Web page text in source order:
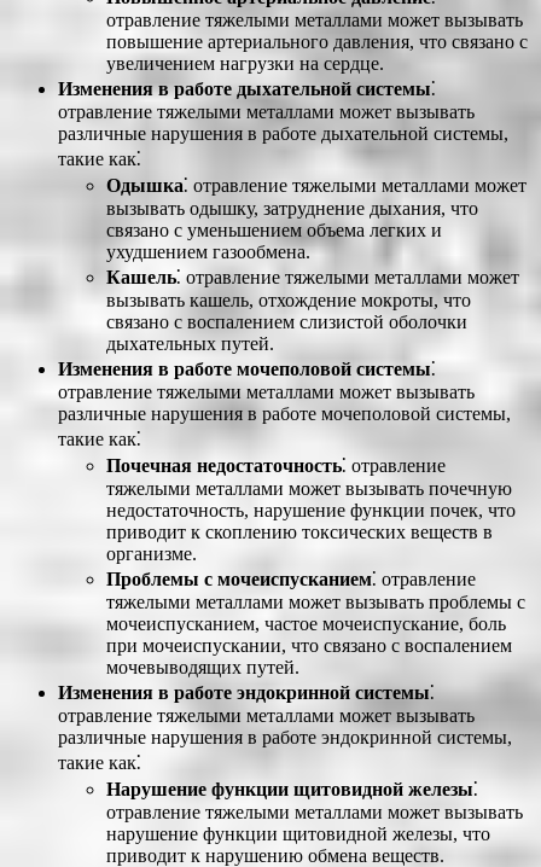
отравление тяжелыми металлами может вызывать
повышение артериального давления, что связано с
увеличением нагрузки на сердце.
Изменения в работе дыхательной системы⁚
отравление тяжелыми металлами может вызывать
различные нарушения в работе дыхательной системы,
такие как⁚
Одышка⁚ отравление тяжелыми металлами может
вызывать одышку, затруднение дыхания, что
связано с уменьшением объема легких и
ухудшением газообмена.
Кашель⁚ отравление тяжелыми металлами может
вызывать кашель, отхождение мокроты, что
связано с воспалением слизистой оболочки
дыхательных путей.
Изменения в работе мочеполовой системы⁚
отравление тяжелыми металлами может вызывать
различные нарушения в работе мочеполовой системы,
такие как⁚
Почечная недостаточность⁚ отравление
тяжелыми металлами может вызывать почечную
недостаточность, нарушение функции почек, что
приводит к скоплению токсических веществ в
организме.
Проблемы с мочеиспусканием⁚ отравление
тяжелыми металлами может вызывать проблемы с
мочеиспусканием, частое мочеиспускание, боль
при мочеиспускании, что связано с воспалением
мочевыводящих путей.
Изменения в работе эндокринной системы⁚
отравление тяжелыми металлами может вызывать
различные нарушения в работе эндокринной системы,
такие как⁚
Нарушение функции щитовидной железы⁚
отравление тяжелыми металлами может вызывать
нарушение функции щитовидной железы, что
приводит к нарушению обмена веществ.